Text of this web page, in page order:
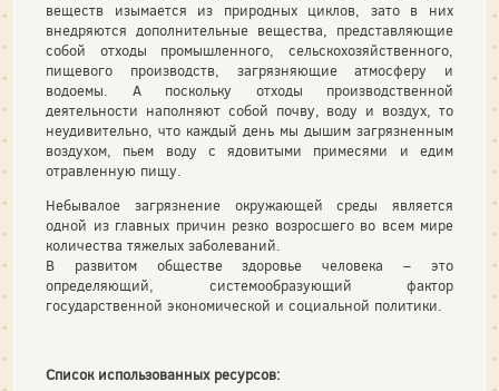
веществ изымается из природных циклов, зато в них
внедряются дополнительные вещества, представляющие
собой отходы промышленного, сельскохозяйственного,
пищевого производств, загрязняющие атмосферу и
водоемы. А поскольку отходы производственной
деятельности наполняют собой почву, воду и воздух, то
неудивительно, что каждый день мы дышим загрязненным
воздухом, пьем воду с ядовитыми примесями и едим
отравленную пищу.
Небывалое загрязнение окружающей среды является
одной из главных причин резко возросшего во всем мире
количества тяжелых заболеваний.
В развитом обществе здоровье человека – это
определяющий, системообразующий фактор
государственной экономической и социальной политики.
Список использованных ресурсов: